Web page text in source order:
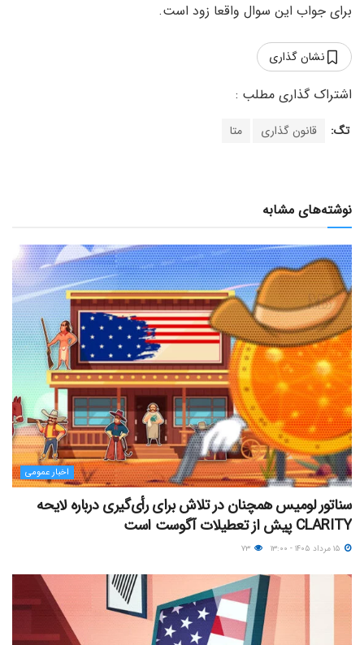
برای جواب این سوال واقعا زود است.
نشان گذاری
تگ: قانون گذاری متا
نوشته‌های مشابه
اخبار عمومی
سناتور لومیس همچنان در تلاش برای رأی‌گیری درباره لایحه
CLARITY پیش از تعطیلات آگوست است